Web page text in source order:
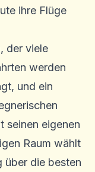
ihre Flüge
der viele
werden
und ein
seinen eigenen
Raum wählt
über die besten